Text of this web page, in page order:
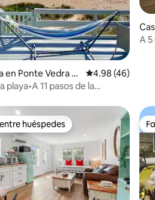
de 5; 236 evaluaciones
en Ponte Vedra B
Calificación
4.98 (46)
playa•A 11 pasos de la
ach
A 5
huéspedes
huéspedes